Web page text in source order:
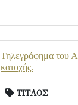
Τηλεγράφημα του
κατοχής.
ΤΙΤΛΟΣ